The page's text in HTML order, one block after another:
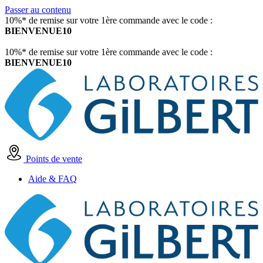
Passer au contenu
10%* de remise sur votre 1ère commande avec le code :
BIENVENUE10
10%* de remise sur votre 1ère commande avec le code :
BIENVENUE10
Points de vente
Aide & FAQ